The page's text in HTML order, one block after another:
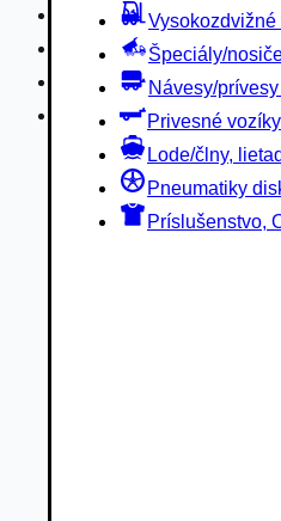
Vysokozdvižné
Špeciály/
Návesy/
Privesné vozíky
Lode/člny,
Pneumatiky
Príslušenstvo,
Privesné vozíky
Lode/člny, lietadlá/
Pneumatiky disky
Príslušenstvo,